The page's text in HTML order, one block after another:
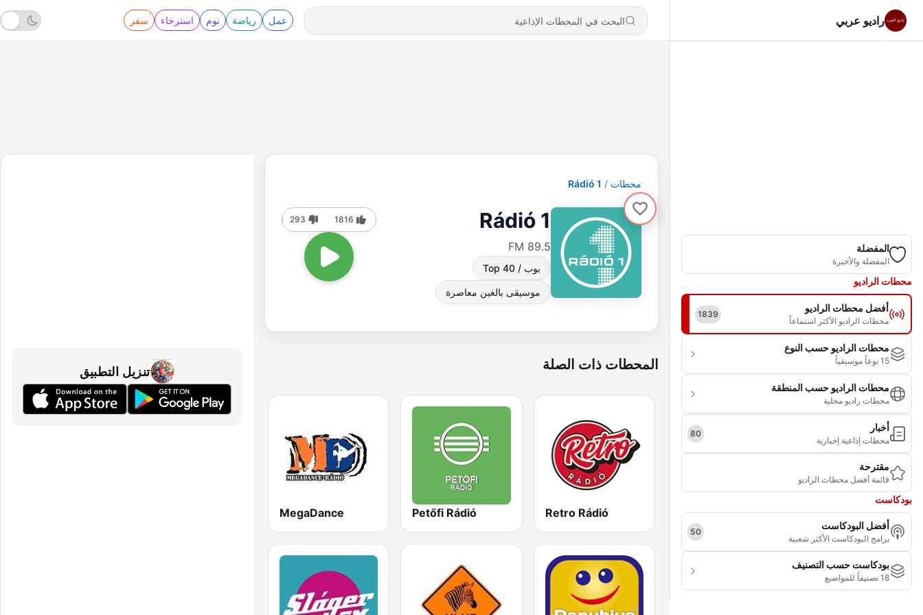
راديو عربي عمل رياضة نوم استرخاء سفر
المفضلة
المفضلة والأخيرة
محطات الراديو
أفضل محطات الراديو
محطات الراديو الأكثر استماعاً
1839
محطات الراديو حسب النوع
15 نوعاً موسيقياً
محطات الراديو حسب المنطقة
محطات راديو محلية
أخبار
محطات إذاعية إخبارية
80
مقترحة
قائمة أفضل محطات الراديو
بودكاست
أفضل البودكاست
برامج البودكاست الأكثر شعبية
50
بودكاست حسب التصنيف
18 تصنيفاً للمواضيع
محطات Rádió 1
Rádió 1
89.5 FM
بوب / Top 40
موسيقى بالغين معاصرة
1816
293
المحطات ذات الصلة
Retro Rádió
Petőfi Rádió
MegaDance
تنزيل التطبيق